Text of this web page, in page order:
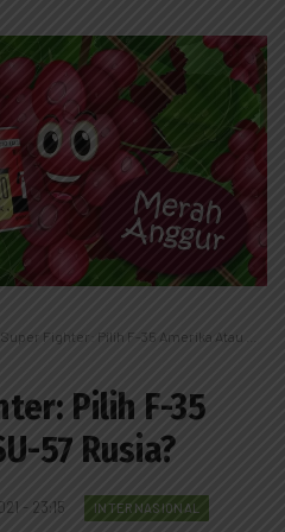
Fighter: Pilih F-35 Amerika Atau SU-57 Rusia?
Pilih F-35
57 Rusia?
- 23:15 INTERNASIONAL